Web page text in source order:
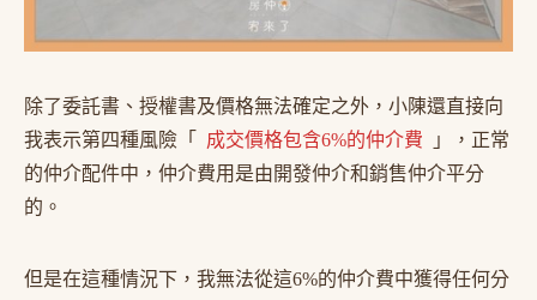
除了委託書、授權書及價格無法確定之外，小陳還直接向
我表示第四種風險「
成交價格包含6%的仲介費
」，正常
的仲介配件中，仲介費用是由開發仲介和銷售仲介平分
的。
但是在這種情況下，我無法從這6%的仲介費中獲得任何分